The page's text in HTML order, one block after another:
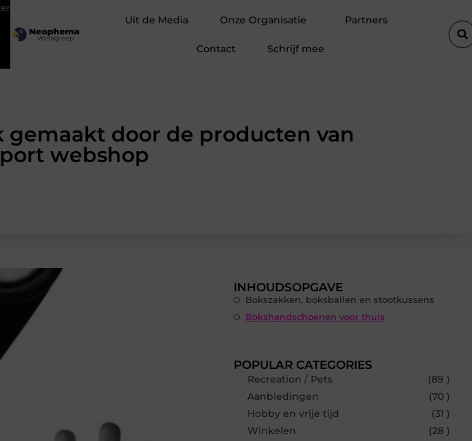
is voor complexe contouren
Uit de Media Onze Organisatie Partners
Contact Schrijf mee
door de producten van
webshop
INHOUDSOPGAVE
Bokszakken, boksballen en stootkussens
Bokshandschoenen voor thuis
POPULAR CATEGORIES
Recreation / Pets
(89 )
Aanbiedingen
(70 )
Hobby en vrije tijd
(31 )
Winkelen
(28 )